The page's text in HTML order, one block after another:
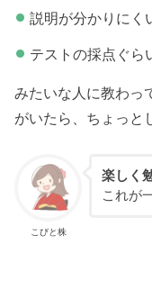
説明が分かりにく
テストの採点ぐら
みたいな人に教わっ
がいたら、ちょっと
こびと株
楽しく
これが